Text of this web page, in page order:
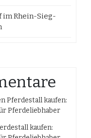
im Rhein-Sieg-
Pferdestall kaufen:
Pferdeliebhaber
kaufen: